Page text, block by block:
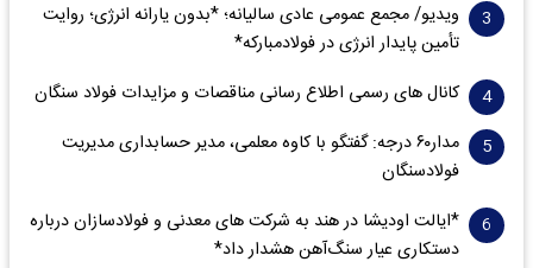
ویدیو/ مجمع عمومی عادی سالیانه؛ *بدون یارانه انرژی؛ روایت
تأمین پایدار انرژی در فولادمبارکه*
کانال های رسمی اطلاع رسانی مناقصات و مزایدات فولاد سنگان
مدار‌۶٠ درجه: گفتگو با کاوه معلمی، مدیر حسابداری مدیریت
فولادسنگان
*ایالت اودیشا در هند به شرکت های معدنی و فولادسازان درباره
دستکاری عیار سنگ‌آهن هشدار داد*